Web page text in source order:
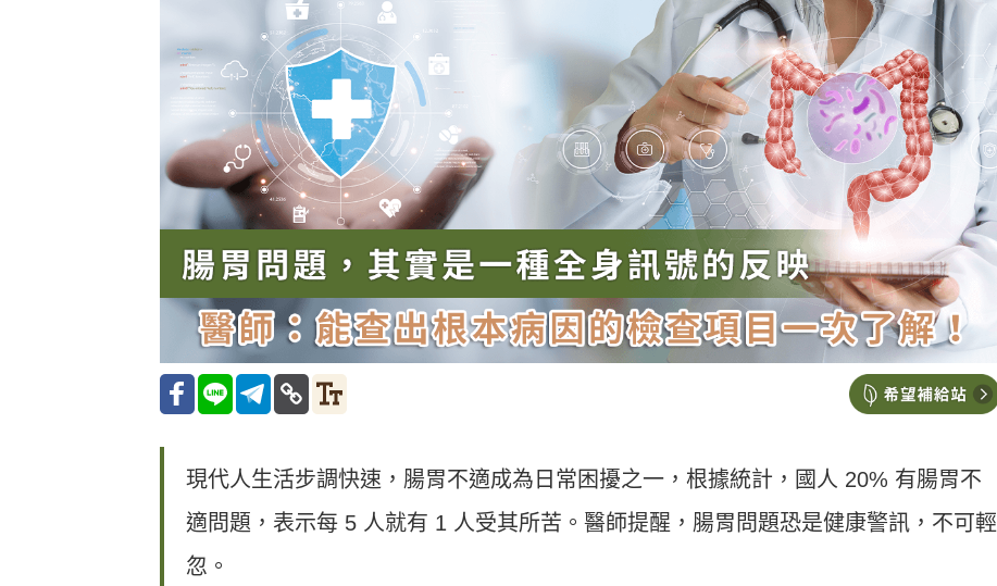
現代人生活步調快速，腸胃不適成為日常困擾之一，根據統計，國人 20% 有腸胃不
適問題，表示每 5 人就有 1 人受其所苦。醫師提醒，腸胃問題恐是健康警訊，不可輕
忽。